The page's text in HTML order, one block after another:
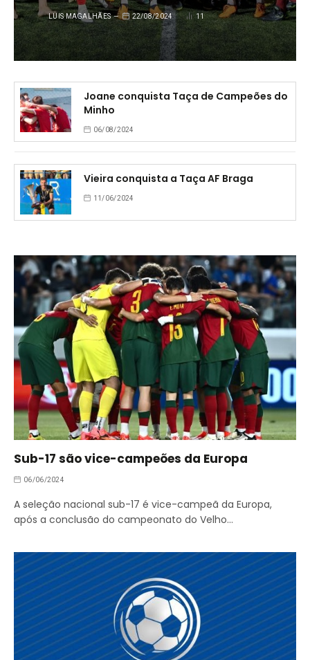
LUIS MAGALHÃES 22/08/2024 11
Joane conquista Taça de Campeões do
Minho
06/08/2024
Vieira conquista a Taça AF Braga
11/06/2024
Sub-17 são vice-campeões da Europa
06/06/2024
A seleção nacional sub-17 é vice-campeã da Europa,
após a conclusão do campeonato do Velho…